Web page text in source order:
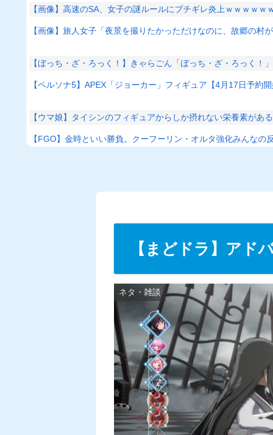
【画像】高速のSA、女子の謎ルールにブチギレ炎上ｗｗｗｗｗ
【画像】旅人女子「夜景を撮りたかっただけなのに、故郷の
【ぼっち・ざ・ろっく！】きゃらごん「ぼっち・ざ・ろっく！
【ペルソナ5】APEX「ジョーカー」フィギュア【4月17日予約開
【ウマ娘】タイシンのフィギュアからしか摂れない栄養素がある
【FGO】金時といい勝負。クーフーリン・オルタ強化みんなの
m
e
【まどドラ】アド
ネタ・雑談